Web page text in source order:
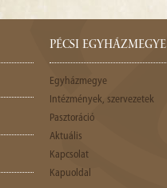
PÉCSI EGYHÁZMEGYE
Egyházmegye
Intézmények, szervezetek
Pasztoráció
Aktuális
Kapcsolat
Kapuoldal